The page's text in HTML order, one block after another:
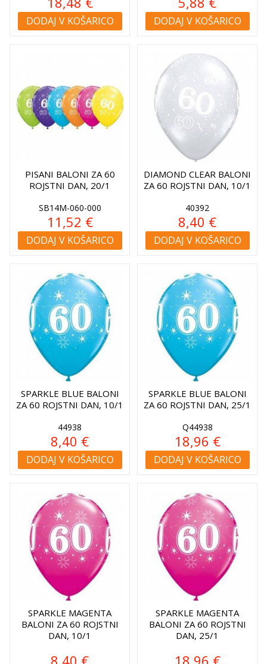
DODAJ V KOŠARICO DODAJ V KOŠARICO
PISANI BALONI ZA 60
ROJSTNI DAN, 20/1
SB14M-060-000
11,52 €
DODAJ V KOŠARICO
DIAMOND CLEAR BALONI
ZA 60 ROJSTNI DAN, 10/1
40392
8,40 €
DODAJ V KOŠARICO
SPARKLE BLUE BALONI
ZA 60 ROJSTNI DAN, 10/1
44938
8,40 €
DODAJ V KOŠARICO
SPARKLE BLUE BALONI
ZA 60 ROJSTNI DAN, 25/1
Q44938
18,96 €
DODAJ V KOŠARICO
SPARKLE MAGENTA
BALONI ZA 60 ROJSTNI
DAN, 10/1
SPARKLE MAGENTA
BALONI ZA 60 ROJSTNI
DAN, 25/1